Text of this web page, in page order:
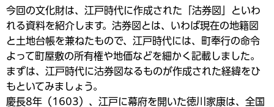
今回の文化財は、江戸時代に作成された「沽券図」といわ
れる資料を紹介します。沽券図とは、いわば現在の地籍図
と土地台帳を兼ねたもので、江戸時代には、町奉行の命令
よって町屋敷の所有権や地価などを細かく記載しました。
まずは、江戸時代に沽券図なるものが作成された経緯をひ
もといてみましょう。
慶長8年（1603）、江戸に幕府を開いた徳川家康は、全国